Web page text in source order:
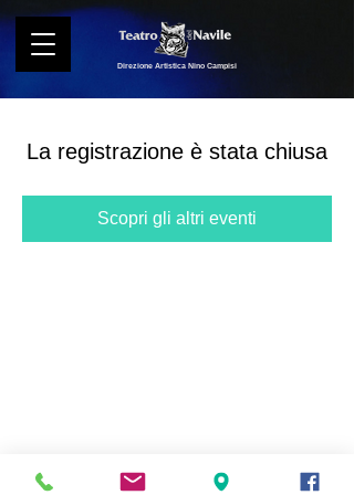
Direzione Artistica Nino Campisi
La registrazione è stata chiusa
Scopri gli altri eventi